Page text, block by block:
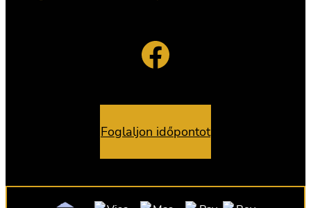
Facebook
Foglaljon időpontot